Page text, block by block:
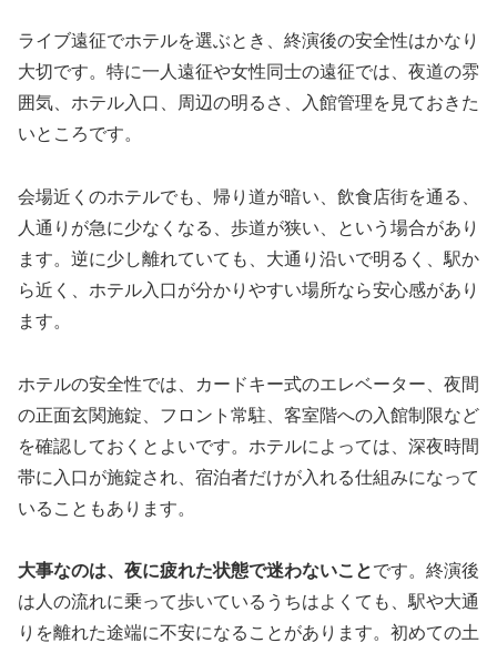
ライブ遠征でホテルを選ぶとき、終演後の安全性はかなり
大切です。特に一人遠征や女性同士の遠征では、夜道の雰
囲気、ホテル入口、周辺の明るさ、入館管理を見ておきた
いところです。
会場近くのホテルでも、帰り道が暗い、飲食店街を通る、
人通りが急に少なくなる、歩道が狭い、という場合があり
ます。逆に少し離れていても、大通り沿いで明るく、駅か
ら近く、ホテル入口が分かりやすい場所なら安心感があり
ます。
ホテルの安全性では、カードキー式のエレベーター、夜間
の正面玄関施錠、フロント常駐、客室階への入館制限など
を確認しておくとよいです。ホテルによっては、深夜時間
帯に入口が施錠され、宿泊者だけが入れる仕組みになって
いることもあります。
大事なのは、夜に疲れた状態で迷わないことです。終演後
は人の流れに乗って歩いているうちはよくても、駅や大通
りを離れた途端に不安になることがあります。初めての土